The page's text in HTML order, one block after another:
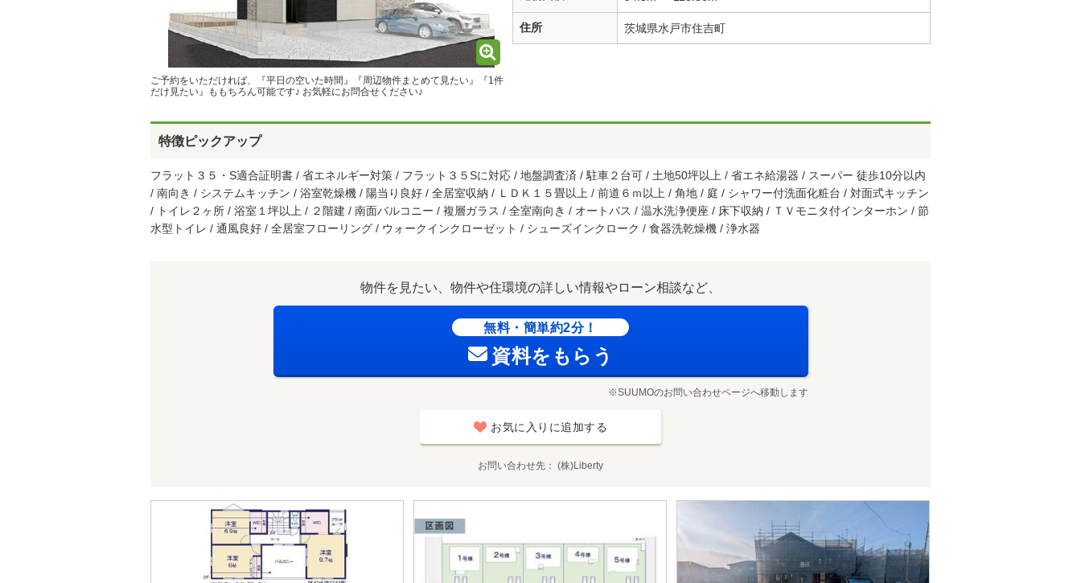
ご予約をいただければ、『平日の空いた時間』『周辺物件まとめて見たい』『1件
だけ見たい』ももちろん可能です♪ お気軽にお問合せください♪
住所 茨城県水戸市住吉町
特徴ピックアップ
フラット３５・S適合証明書 / 省エネルギー対策 / フラット３５Sに対応 / 地盤調査済 / 駐車２台可 / 土地50坪以上 / 省エネ給湯器 / スーパー 徒歩10分以内
/ 南向き / システムキッチン / 浴室乾燥機 / 陽当り良好 / 全居室収納 / ＬＤＫ１５畳以上 / 前道６ｍ以上 / 角地 / 庭 / シャワー付洗面化粧台 / 対面式キッチン
/ トイレ２ヶ所 / 浴室１坪以上 / ２階建 / 南面バルコニー / 複層ガラス / 全室南向き / オートバス / 温水洗浄便座 / 床下収納 / ＴＶモニタ付インターホン / 節
水型トイレ / 通風良好 / 全居室フローリング / ウォークインクローゼット / シューズインクローク / 食器洗乾燥機 / 浄水器
物件を見たい、物件や住環境の詳しい情報やローン相談など、
無料・簡単約2分！
資料をもらう
※SUUMOのお問い合わせページへ移動します
お気に入りに追加する
お問い合わせ先 (株)Liberty